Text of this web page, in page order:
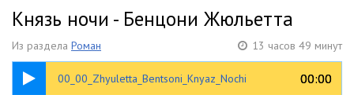
Князь ночи - Бенцони Жюльетта
Из раздела Роман 13 часов 49 минут
00_00_Zhyuletta_Bentsoni_Knyaz_Nochi 00:00
00:00
00:29